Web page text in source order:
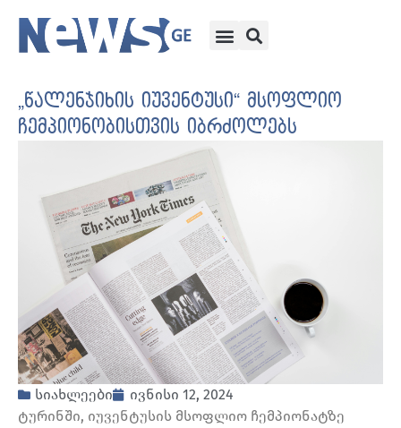
„წალენჯიხის იუვენტუსი“ მსოფლიო
ჩემპიონობისთვის იბრძოლებს
სიახლეები
ივნისი 12, 2024
ტურინში, იუვენტუსის მსოფლიო ჩემპიონატზე